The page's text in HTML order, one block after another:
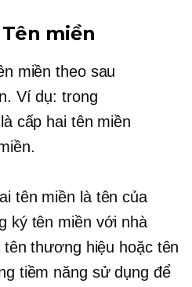
Tên miền
miền theo sau
Ví dụ: trong
cấp haitên miền
tên miền là tên của
ký tên miền với nhà
thương hiệu hoặc tên
tiềm năng sử dụng để